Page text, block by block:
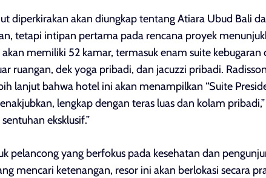
diperkirakan akan diungkap tentang Atiara Ubud Bali
tetapi intipan pertama pada rencana proyek
memiliki 52 kamar, termasuk enam suite kebugaran
ruangan, dek yoga pribadi, dan jacuzzi pribadi. Radisson
lanjut bahwa hotel ini akan menampilkan “Suite
lengkap dengan teras luas dan kolam
eksklusif.”
pelancong yang berfokus pada kesehatan dan
mencari ketenangan, resor ini akan berlokasi secara